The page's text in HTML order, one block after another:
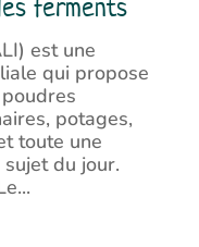
ferments
est une
qui propose
potages,
toute une
du jour.